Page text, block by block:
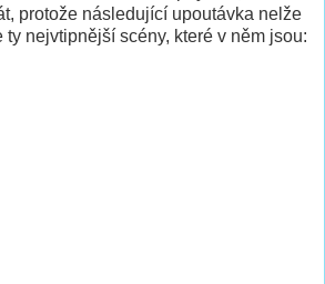
protože následující upoutávka nelže
nejvtipnější scény, které v něm jsou: